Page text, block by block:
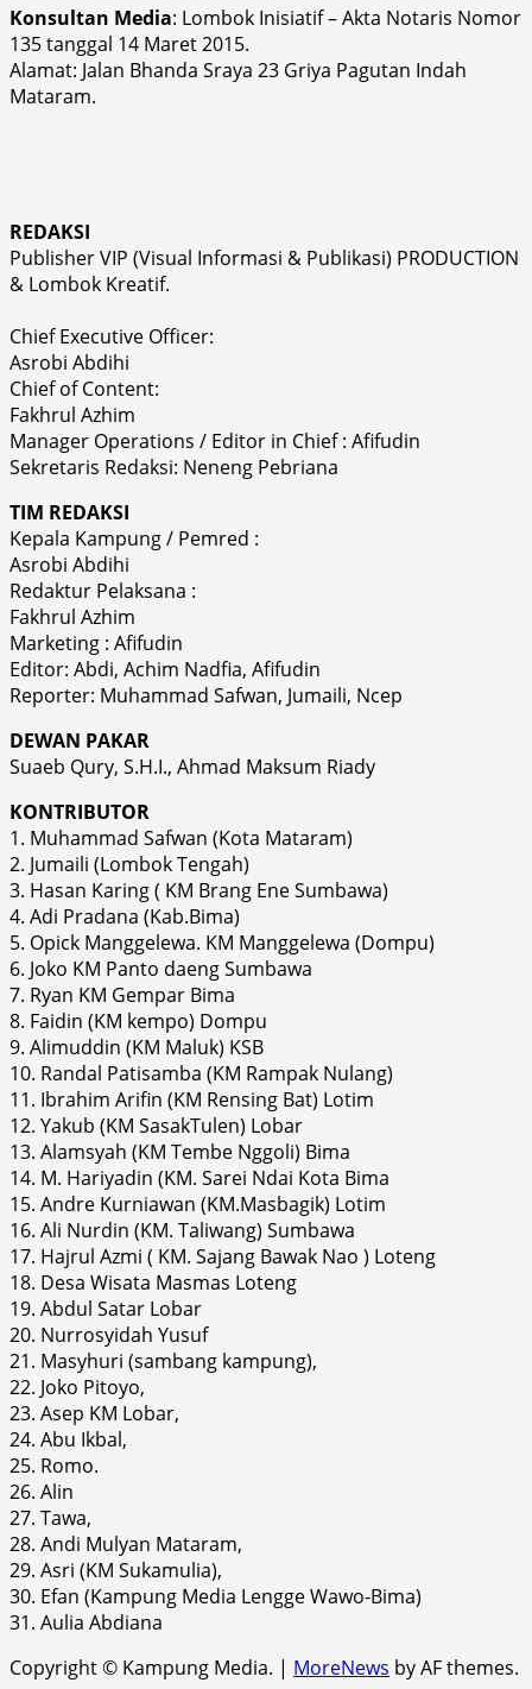
Konsultan Media: Lombok Inisiatif – Akta Notaris Nomor
135 tanggal 14 Maret 2015.
Alamat: Jalan Bhanda Sraya 23 Griya Pagutan Indah
Mataram.
REDAKSI
Publisher VIP (Visual Informasi & Publikasi) PRODUCTION
& Lombok Kreatif.
Chief Executive Officer:
Asrobi Abdihi
Chief of Content:
Fakhrul Azhim
Manager Operations / Editor in Chief : Afifudin
Sekretaris Redaksi: Neneng Pebriana
TIM REDAKSI
Kepala Kampung / Pemred :
Asrobi Abdihi
Redaktur Pelaksana :
Fakhrul Azhim
Marketing : Afifudin
Editor: Abdi, Achim Nadfia, Afifudin
Reporter: Muhammad Safwan, Jumaili, Ncep
DEWAN PAKAR
Suaeb Qury, S.H.I., Ahmad Maksum Riady
KONTRIBUTOR
1. Muhammad Safwan (Kota Mataram)
2. Jumaili (Lombok Tengah)
3. Hasan Karing ( KM Brang Ene Sumbawa)
4. Adi Pradana (Kab.Bima)
5. Opick Manggelewa. KM Manggelewa (Dompu)
6. Joko KM Panto daeng Sumbawa
7. Ryan KM Gempar Bima
8. Faidin (KM kempo) Dompu
9. Alimuddin (KM Maluk) KSB
10. Randal Patisamba (KM Rampak Nulang)
11. Ibrahim Arifin (KM Rensing Bat) Lotim
12. Yakub (KM SasakTulen) Lobar
13. Alamsyah (KM Tembe Nggoli) Bima
14. M. Hariyadin (KM. Sarei Ndai Kota Bima
15. Andre Kurniawan (KM.Masbagik) Lotim
16. Ali Nurdin (KM. Taliwang) Sumbawa
17. Hajrul Azmi ( KM. Sajang Bawak Nao ) Loteng
18. Desa Wisata Masmas Loteng
19. Abdul Satar Lobar
20. Nurrosyidah Yusuf
21. Masyhuri (sambang kampung),
22. Joko Pitoyo,
23. Asep KM Lobar,
24. Abu Ikbal,
25. Romo.
26. Alin
27. Tawa,
28. Andi Mulyan Mataram,
29. Asri (KM Sukamulia),
30. Efan (Kampung Media Lengge Wawo-Bima)
31. Aulia Abdiana
Copyright © Kampung Media. | MoreNews by AF themes.